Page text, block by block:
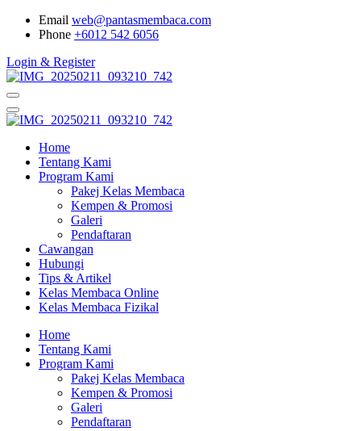
Email web@pantasmembaca.com
Phone +6012 542 6056
Login & Register
Home
Tentang Kami
Program Kami
Pakej Kelas Membaca
Kempen & Promosi
Galeri
Pendaftaran
Cawangan
Hubungi
Tips & Artikel
Kelas Membaca Online
Kelas Membaca Fizikal
Home
Tentang Kami
Program Kami
Pakej Kelas Membaca
Kempen & Promosi
Galeri
Pendaftaran